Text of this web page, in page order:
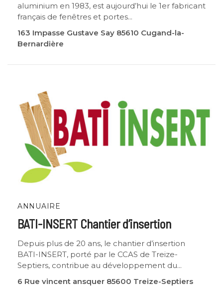
aluminium en 1983, est aujourd’hui le 1er fabricant
français de fenêtres et portes...
163 Impasse Gustave Say 85610 Cugand-la-
Bernardière
ANNUAIRE
BATI-INSERT Chantier d’insertion
Depuis plus de 20 ans, le chantier d’insertion
BATI-INSERT, porté par le CCAS de Treize-
Septiers, contribue au développement du...
6 Rue vincent ansquer 85600 Treize-Septiers